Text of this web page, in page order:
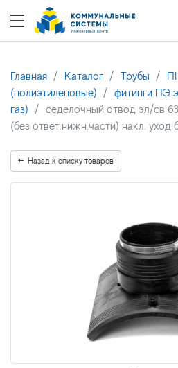
Главная Каталог Трубы
(полиэтиленовые)
фитинги ПЭ
газ)
седелочный отвод эл/св
(без ответ.нижн.части) накл. уход
Назад к списку товаров